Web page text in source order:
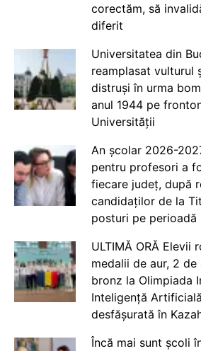
corectăm, să
diferit
Universitatea din
reamplasat vulturul
distruși în urma
anul 1944 pe
Universității
An școlar 2026-
pentru profesori a
fiecare județ, după
candidaților de la
posturi pe perioadă
ULTIMĂ ORĂ Elevii
medalii de aur, 2
bronz la Olimpiada
Inteligență
desfășurată în
Încă mai sunt școli